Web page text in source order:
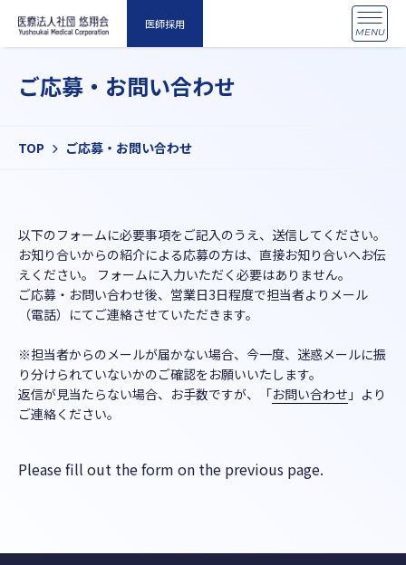
医師採用
MENU
ご応募・お問い合わせ
TOP ご応募・お問い合わせ
以下のフォームに必要事項をご記入のうえ、送信してください。
お知り合いからの紹介による応募の方は、直接お知り合いへお伝
えください。 フォームに入力いただく必要はありません。
ご応募・お問い合わせ後、営業日3日程度で担当者よりメール
（電話）にてご連絡させていただきます。
※担当者からのメールが届かない場合、今一度、迷惑メールに振
り分けられていないかのご確認をお願いいたします。
返信が見当たらない場合、お手数ですが、「お問い合わせ 」より
ご連絡ください。
Please fill out the form on the previous page.